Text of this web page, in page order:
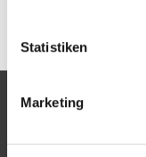
Statistiken
Marketing